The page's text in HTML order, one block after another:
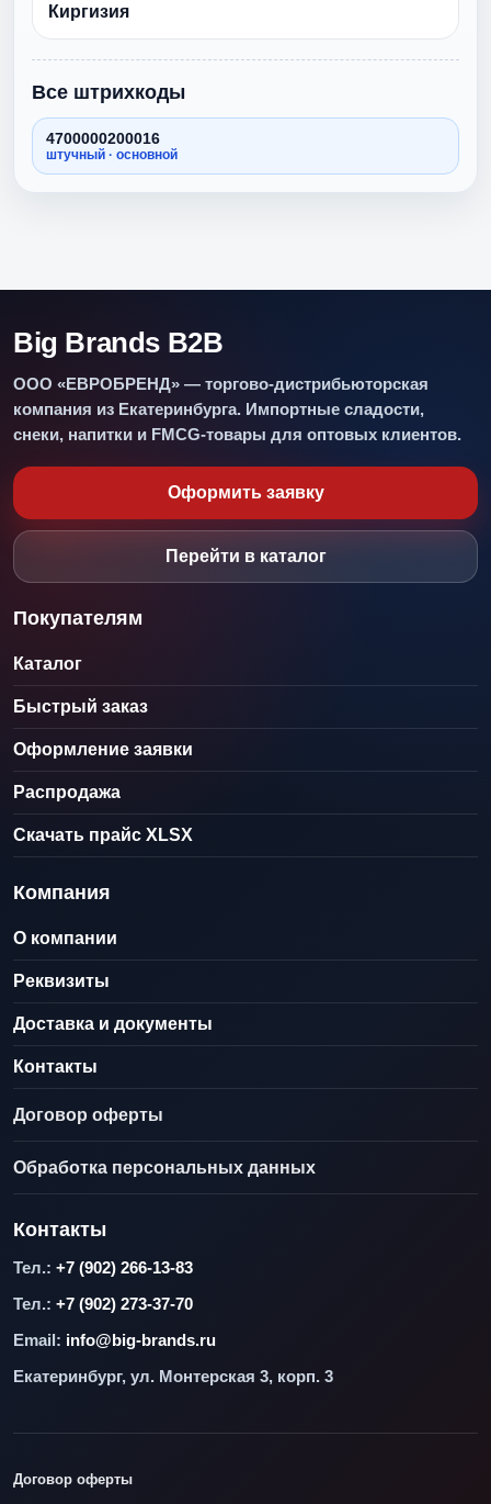
Киргизия
Все штрихкоды
4700000200016
штучный · основной
Big Brands B2B
ООО «ЕВРОБРЕНД» — торгово-дистрибьюторская
компания из Екатеринбурга. Импортные сладости,
снеки, напитки и FMCG-товары для оптовых клиентов.
Оформить заявку
Перейти в каталог
Покупателям
Каталог
Быстрый заказ
Оформление заявки
Распродажа
Скачать прайс XLSX
Компания
О компании
Реквизиты
Доставка и документы
Контакты
Договор оферты
Обработка персональных данных
Контакты
Тел.: +7 (902) 266-13-83
Тел.: +7 (902) 273-37-70
Email: info@big-brands.ru
Екатеринбург, ул. Монтерская 3, корп. 3
Договор оферты